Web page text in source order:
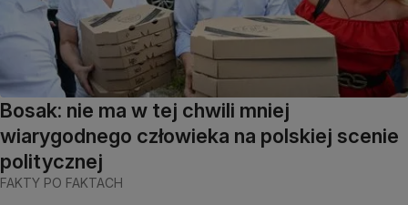
Bosak: nie ma w tej chwili mniej
wiarygodnego człowieka na polskiej scenie
politycznej
FAKTY PO FAKTACH